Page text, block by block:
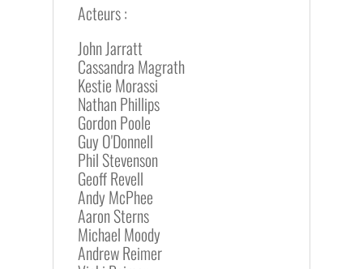
Acteurs :
John Jarratt
Cassandra Magrath
Kestie Morassi
Nathan Phillips
Gordon Poole
Guy O'Donnell
Phil Stevenson
Geoff Revell
Andy McPhee
Aaron Sterns
Michael Moody
Andrew Reimer